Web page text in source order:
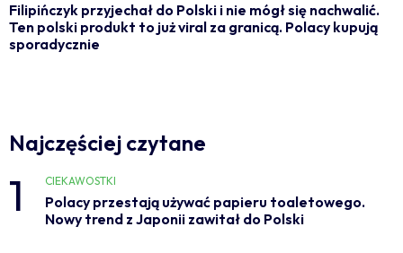
Filipińczyk przyjechał do Polski i nie mógł się nachwalić.
Ten polski produkt to już viral za granicą. Polacy kupują
sporadycznie
Najczęściej czytane
1 CIEKAWOSTKI
Polacy przestają używać papieru toaletowego.
Nowy trend z Japonii zawitał do Polski